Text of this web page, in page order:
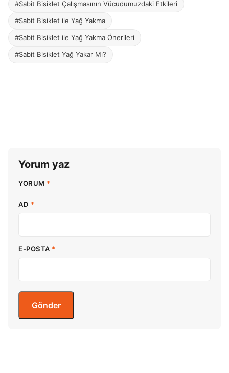
#Sabit Bisiklet Çalışmasının Vücudumuzdaki Etkileri
#Sabit Bisiklet ile Yağ Yakma
#Sabit Bisiklet ile Yağ Yakma Önerileri
#Sabit Bisiklet Yağ Yakar Mı?
Yorum yaz
YORUM *
AD *
E-POSTA *